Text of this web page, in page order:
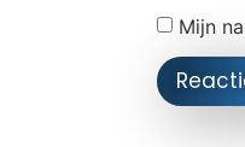
Mijn